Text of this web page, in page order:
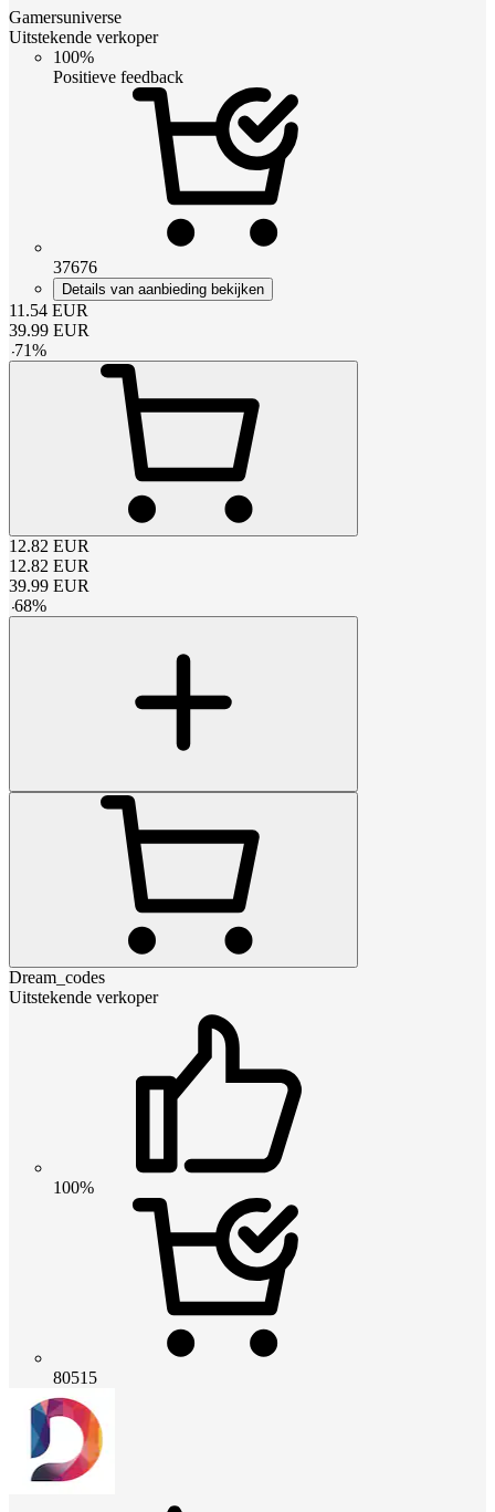
Gamersuniverse
Uitstekende verkoper
100%
Positieve feedback
37676
Details van aanbieding bekijken
11.54 EUR
39.99 EUR
-71%
12.82 EUR
12.82 EUR
39.99 EUR
-68%
Dream_codes
Uitstekende verkoper
100%
80515